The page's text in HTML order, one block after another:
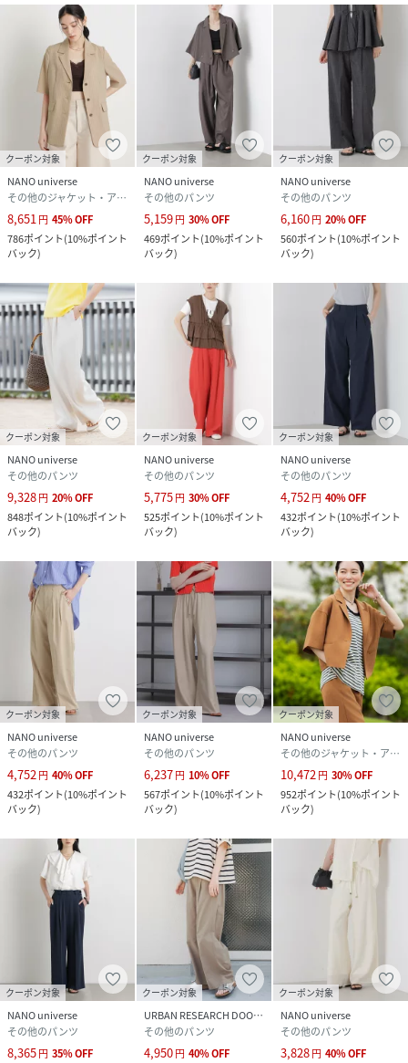
ップ可)
・6696119302 メランジドライ ベルト付きワンピース(セ
ットアップ可)
【推奨サイズ】
Sサイズ: 154-158cm
Mサイズ: 158-162cm
※標準体型を基にした目安でございます。予めご理解、ご了
承の上お買い求めください。
※該当の無いサイズも記載しておりますので、展開サイズを
ご参考ください。
裏返してネットに入れてください。形をととのえてから干し
て下さい。附属部分には、アイロンを当てないで下さい。
※サンプルにて撮影、採寸を行う為、実際にお届けする商品
と仕様やサイズが異なる場合がございます。予約時は生産の
都合上、お届け予定時期が前後する場合もございますので、
予めご了承下さい。
※光の当たり具合や撮影環境により色味が異なる場合がござ
います。正しい色味はスタジオ画像の色味をご参照くださ
い。
◆お気に入り登録でアイテム情報をゲット◆
気になるアイテムをお気に入り登録して、あなただけの欲し
いものリストを作成！
いち早く特典情報をゲットして、お買い物をよりお楽しみく
ださい。
model: 168cm B:81 W:60 H:89 着用サイズ:M
性別タイプ レディース
原産国 中国製
素材
(表地)ポリエステル100%
(裏地)ポリエステル100%
クリーニング 洗濯機可、ドライクリーニング
品番
RR9989_669
669-6127305-041-18 RR9989
クーポン対象
NANO universe
その他のジャケット・アウター
8,651円 45%OFF
786ポイント(10%ポイント
バック)
クーポン対象
NANO universe
その他のパンツ
5,159円 30%OFF
469ポイント(10%ポイント
バック)
クーポン対象
NANO universe
その他のパンツ
6,160円 20%OFF
560ポイント(10%ポイント
バック)
クーポン対象
NANO universe
その他のパンツ
9,328円 20%OFF
848ポイント(10%ポイント
バック)
クーポン対象
NANO universe
その他のパンツ
5,775円 30%OFF
525ポイント(10%ポイント
バック)
クーポン対象
NANO universe
その他のパンツ
4,752 円 40%OFF
432ポイント(10%ポイント
バック)
クーポン対象
NANO universe
その他のパンツ
4,752円 40%OFF
432ポイント(10%ポイント
バック)
クーポン対象
NANO universe
その他のパンツ
6,237円 10%OFF
567ポイント(10%ポイント
バック)
クーポン対象
NANO universe
その他のジャケット・アウター
10,472円 30%OFF
952ポイント(10%ポイント
バック)
クーポン対象
NANO universe
その他のパンツ
8,365円 35%OFF
クーポン対象
URBAN RESEARCH DOORS
その他のパンツ
4,950円 40%OFF
クーポン対象
NANO universe
その他のパンツ
3,828円 40%OFF